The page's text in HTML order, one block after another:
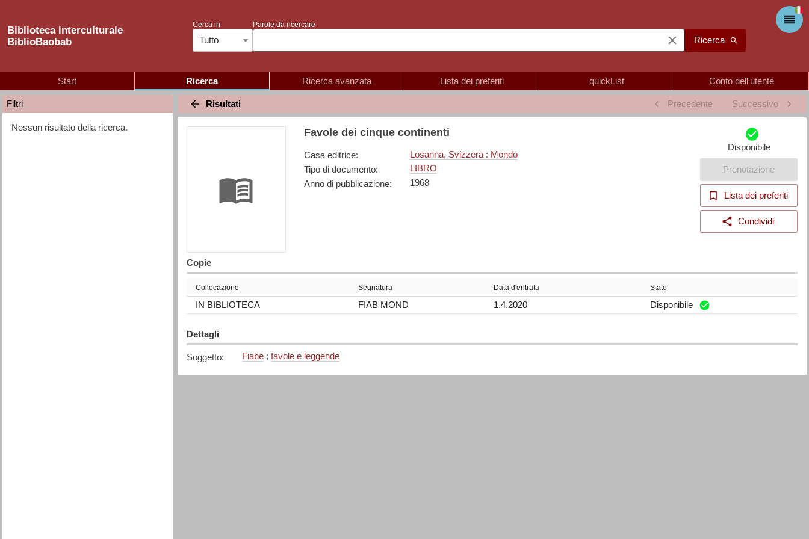
Biblioteca interculturale
BiblioBaobab
Cerca in
Tutto
Parole da ricercare
Ricerca
Start Ricerca Ricerca avanzata Lista dei preferiti quickList Conto dell'utente
Filtri
Nessun risultato della ricerca.
Risultati Precedente Successivo
Favole dei cinque continenti
Casa editrice:
Losanna, Svizzera : Mondo
Tipo di documento:
LIBRO
Anno di pubblicazione: 1968
Disponibile
Prenotazione
Lista dei preferiti
Condividi
Copie
Collocazione Segnatura Data d'entrata Stato
IN BIBLIOTECA FIAB MOND 1.4.2020 Disponibile
Dettagli
Soggetto: Fiabe; favole e leggende